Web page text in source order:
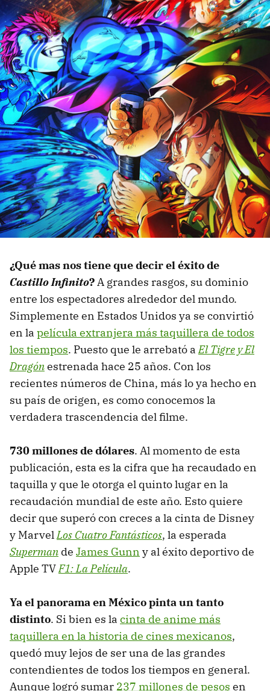
¿Qué mas nos tiene que decir el éxito de
Castillo Infinito?A grandes rasgos, su dominio
entre los espectadores alrededor del mundo.
Simplemente en Estados Unidos ya se convirtió
en la película extranjera más taquillera de todos
los tiempos. Puesto que le arrebató aEl Tigre y El
Dragónestrenada hace 25 años. Con los
recientes números de China, más lo ya hecho en
su país de origen, es como conocemos la
verdadera trascendencia del filme.
730 millones de dólares. Al momento de esta
publicación, esta es la cifra que ha recaudado en
taquilla y que le otorga el quinto lugar en la
recaudación mundial de este año. Esto quiere
decir que superó con creces a la cinta de Disney
y MarvelLos Cuatro Fantásticos, la esperada
Superman de James Gunn y al éxito deportivo de
Apple TVF1: La Película.
Ya el panorama en México pinta un tanto
distinto. Si bien es la cinta de anime más
taquillera en la historia de cines mexicanos,
quedó muy lejos de ser una de las grandes
contendientes de todos los tiempos en general.
Aunque logró sumar 237 millones de pesos en